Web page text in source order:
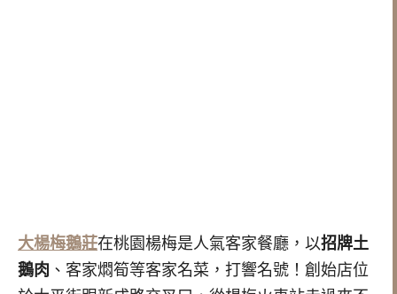
大楊梅鵝莊在桃園楊梅是人氣客家餐廳，以招牌土
鵝肉 、客家燜筍等客家名菜，打響名號！創始店位